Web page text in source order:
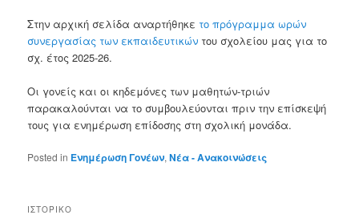
Στην αρχική σελίδα αναρτήθηκε το πρόγραμμα ωρών
συνεργασίας των εκπαιδευτικών του σχολείου μας για το
σχ. έτος 2025-26.
Οι γονείς και οι κηδεμόνες των μαθητών-τριών
παρακαλούνται να το συμβουλεύονται πριν την επίσκεψή
τους για ενημέρωση επίδοσης στη σχολική μονάδα.
Posted in Ενημέρωση Γονέων,Νέα - Ανακοινώσεις
ΙΣΤΟΡΙΚΌ